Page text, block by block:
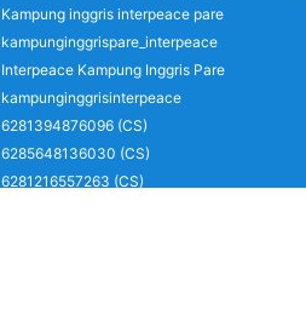
Kampung inggris interpeace pare
kampunginggrispare_interpeace
Interpeace Kampung Inggris Pare
kampunginggrisinterpeace
6281394876096 (CS)
6285648136030 (CS)
6281216557263 (CS)